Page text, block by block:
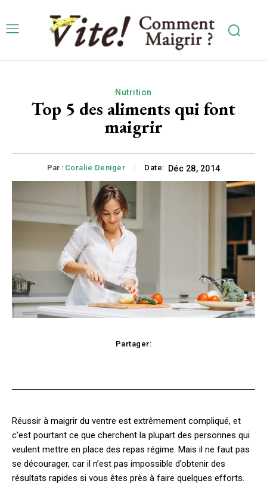
Nutrition
Top 5 des aliments qui font
maigrir
Par : Coralie Deniger Date: Déc 28, 2014
Partager:
Réussir à maigrir du ventre est extrêmement compliqué, et
c’est pourtant ce que cherchent la plupart des personnes qui
veulent mettre en place des repas régime. Mais il ne faut pas
se décourager, car il n’est pas impossible d’obtenir des
résultats rapides si vous êtes près à faire quelques efforts.